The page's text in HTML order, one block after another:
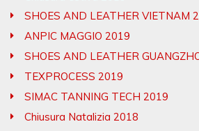
SHOES AND LEATHER VIETNAM
ANPIC MAGGIO 2019
SHOES AND LEATHER
TEXPROCESS 2019
SIMAC TANNING TECH 2019
Chiusura Natalizia 2018